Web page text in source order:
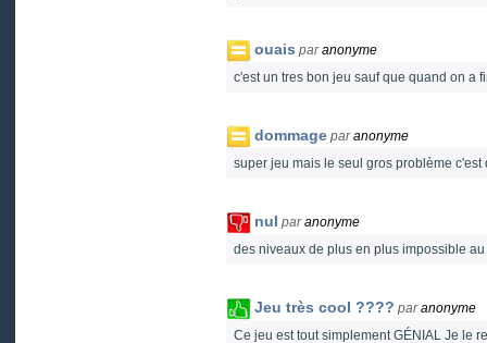
ouais paranonyme
c'est un tres bon jeu sauf que quand on a
dommage paranonyme
super jeu mais le seul gros problème
nul paranonyme
des niveaux de plus en plus impossible
Jeu très cool ???? paranonyme
Ce jeu est tout simplement GÉNIAL Je le